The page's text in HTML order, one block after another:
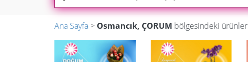
Ana Sayfa > Osmancık, ÇORUM bölgesindeki ürünler